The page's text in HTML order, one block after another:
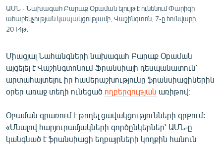
ԿՈՐՈՆԱՎԻՐՈՒՍ
ԱՐԽԻՎ
ՏԵՍԱՆՅՈՒԹԵՐ
ԲԱՆԱՎԵՃ
ՁԳՏԵԼՈՎ ԼԱՎԱԳՈՒՅՆԻՆ
Հայերեն
ԱՄՆ - Նախագահ Բարաք Օբաման ելույթ է ունենում Փարիզի
ահաբեկչության կապակցությամբ, Վաշինգտոն, 7-ը հունվարի,
2014թ․
Միացյալ Նահանգների նախագահ Բարաք Օբաման
այցելել է Վաշինգտոնում Ֆրանսիայի դեսպանատուն՝
արտահայտելու իր համերաշխությունը ֆրանսիացիներին
օրեր առաջ տեղի ունեցած ողբերգության առիթով։
Օբաման գրառում է թողել ցավակցությունների գրքում:
«Մնալով հարյուրամյակների գործընկերներ՝ ԱՄՆ-ը
կանգնած է ֆրանսիացի եղբայրների կողքին հանուն